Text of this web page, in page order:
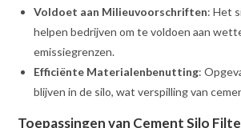
Voldoet aan Milieuvoorschriften: Het
helpen bedrijven om te voldoen aan
emissiegrenzen.
Efficiënte Materialenbenutting:
blijven in de silo, wat verspilling van
Toepassingen van Cement Silo